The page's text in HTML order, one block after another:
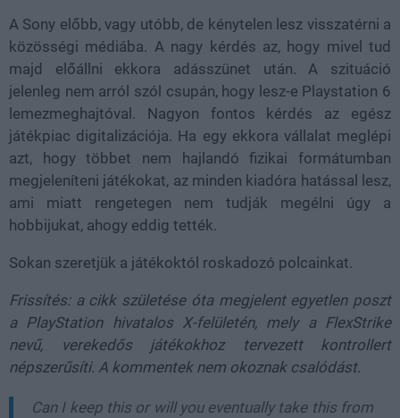
A Sony előbb, vagy utóbb, de kénytelen lesz visszatérni a
közösségi médiába. A nagy kérdés az, hogy mivel tud
majd előállni ekkora adásszünet után. A szituáció
jelenleg nem arról szól csupán, hogy lesz-e Playstation 6
lemezmeghajtóval. Nagyon fontos kérdés az egész
játékpiac digitalizációja. Ha egy ekkora vállalat meglépi
azt, hogy többet nem hajlandó fizikai formátumban
megjeleníteni játékokat, az minden kiadóra hatással lesz,
ami miatt rengetegen nem tudják megélni úgy a
hobbijukat, ahogy eddig tették.
Sokan szeretjük a játékoktól roskadozó polcainkat.
Frissítés: a cikk születése óta megjelent egyetlen poszt
a PlayStation hivatalos X-felületén, mely a FlexStrike
nevű, verekedős játékokhoz tervezett kontrollert
népszerűsíti. A kommentek nem okoznak csalódást.
Can I keep this or will you eventually take this from